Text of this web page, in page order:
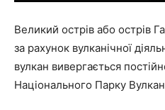
Великий острів або острів
за рахунок вулканічної
вулкан вивергається
Національного Парку